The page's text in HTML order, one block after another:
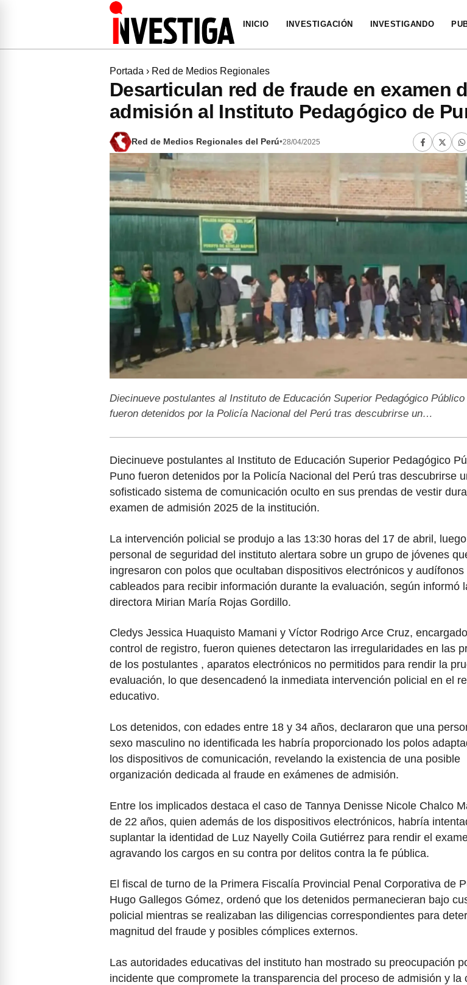
INICIO INVESTIGACIÓN INVESTIGANDO
Portada › Red de Medios Regionales
Desarticulan red de fraude en examen
admisión al Instituto Pedagógico de
Red de Medios Regionales del Perú•28/04/2025
Diecinueve postulantes al Instituto de Educación Superior Pedagógico Público
fueron detenidos por la Policía Nacional del Perú tras descubrirse un…
Diecinueve postulantes al Instituto de Educación Superior Pedagógico
Puno fueron detenidos por la Policía Nacional del Perú tras descubrirse
sofisticado sistema de comunicación oculto en sus prendas de vestir
examen de admisión 2025 de la institución.
La intervención policial se produjo a las 13:30 horas del 17 de abril,
personal de seguridad del instituto alertara sobre un grupo de jóvenes
ingresaron con polos que ocultaban dispositivos electrónicos y audífonos
cableados para recibir información durante la evaluación, según informó
directora Mirian María Rojas Gordillo.
Cledys Jessica Huaquisto Mamani y Víctor Rodrigo Arce Cruz,
control de registro, fueron quienes detectaron las irregularidades en las
de los postulantes , aparatos electrónicos no permitidos para rendir la
evaluación, lo que desencadenó la inmediata intervención policial en el
educativo.
Los detenidos, con edades entre 18 y 34 años, declararon que una
sexo masculino no identificada les habría proporcionado los polos
los dispositivos de comunicación, revelando la existencia de una posible
organización dedicada al fraude en exámenes de admisión.
Entre los implicados destaca el caso de Tannya Denisse Nicole Chalco
de 22 años, quien además de los dispositivos electrónicos, habría
suplantar la identidad de Luz Nayelly Coila Gutiérrez para rendir el
agravando los cargos en su contra por delitos contra la fe pública.
El fiscal de turno de la Primera Fiscalía Provincial Penal Corporativa de
Hugo Gallegos Gómez, ordenó que los detenidos permanecieran bajo
policial mientras se realizaban las diligencias correspondientes para
magnitud del fraude y posibles cómplices externos.
Las autoridades educativas del instituto han mostrado su preocupación
incidente que compromete la transparencia del proceso de admisión y la